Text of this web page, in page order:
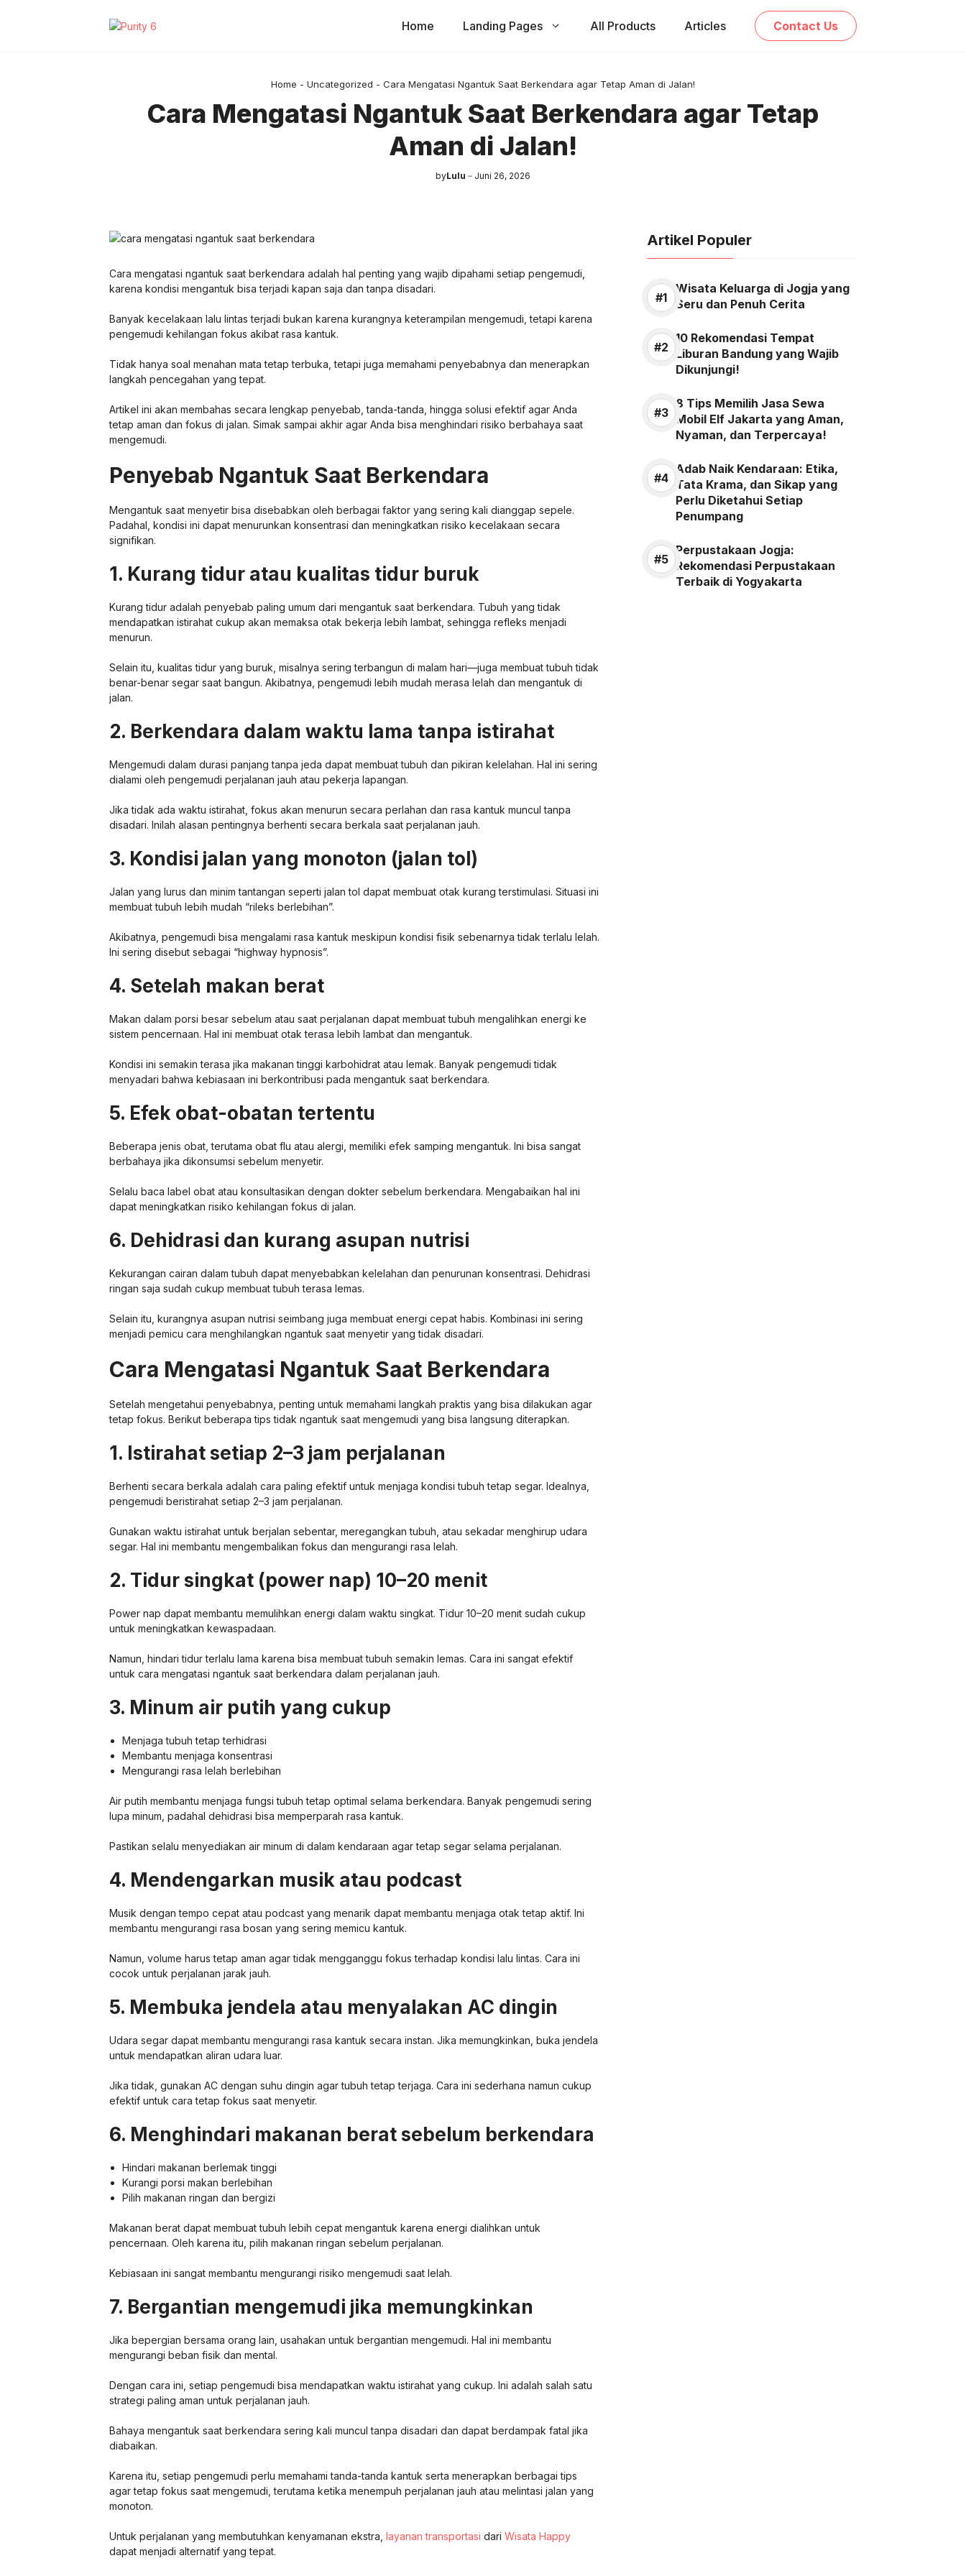
Home Landing Pages All Products Articles Contact Us
Home - Uncategorized - Cara Mengatasi Ngantuk Saat Berkendara agar Tetap Aman di Jalan!
Cara Mengatasi Ngantuk Saat Berkendara agar Tetap
Aman di Jalan!
byLulu Juni 26, 2026
Cara mengatasi ngantuk saat berkendara adalah hal penting yang wajib dipahami setiap pengemudi,
karena kondisi mengantuk bisa terjadi kapan saja dan tanpa disadari.
Banyak kecelakaan lalu lintas terjadi bukan karena kurangnya keterampilan mengemudi, tetapi karena
pengemudi kehilangan fokus akibat rasa kantuk.
Tidak hanya soal menahan mata tetap terbuka, tetapi juga memahami penyebabnya dan menerapkan
langkah pencegahan yang tepat.
Artikel ini akan membahas secara lengkap penyebab, tanda-tanda, hingga solusi efektif agar Anda
tetap aman dan fokus di jalan. Simak sampai akhir agar Anda bisa menghindari risiko berbahaya saat
mengemudi.
Penyebab Ngantuk Saat Berkendara
Mengantuk saat menyetir bisa disebabkan oleh berbagai faktor yang sering kali dianggap sepele.
Padahal, kondisi ini dapat menurunkan konsentrasi dan meningkatkan risiko kecelakaan secara
signifikan.
1. Kurang tidur atau kualitas tidur buruk
Kurang tidur adalah penyebab paling umum dari mengantuk saat berkendara. Tubuh yang tidak
mendapatkan istirahat cukup akan memaksa otak bekerja lebih lambat, sehingga refleks menjadi
menurun.
Selain itu, kualitas tidur yang buruk, misalnya sering terbangun di malam hari—juga membuat tubuh tidak
benar-benar segar saat bangun. Akibatnya, pengemudi lebih mudah merasa lelah dan mengantuk di
jalan.
2. Berkendara dalam waktu lama tanpa istirahat
Mengemudi dalam durasi panjang tanpa jeda dapat membuat tubuh dan pikiran kelelahan. Hal ini sering
dialami oleh pengemudi perjalanan jauh atau pekerja lapangan.
Jika tidak ada waktu istirahat, fokus akan menurun secara perlahan dan rasa kantuk muncul tanpa
disadari. Inilah alasan pentingnya berhenti secara berkala saat perjalanan jauh.
3. Kondisi jalan yang monoton (jalan tol)
Jalan yang lurus dan minim tantangan seperti jalan tol dapat membuat otak kurang terstimulasi. Situasi ini
membuat tubuh lebih mudah “rileks berlebihan”.
Akibatnya, pengemudi bisa mengalami rasa kantuk meskipun kondisi fisik sebenarnya tidak terlalu lelah.
Ini sering disebut sebagai “highway hypnosis”.
4. Setelah makan berat
Makan dalam porsi besar sebelum atau saat perjalanan dapat membuat tubuh mengalihkan energi ke
sistem pencernaan. Hal ini membuat otak terasa lebih lambat dan mengantuk.
Kondisi ini semakin terasa jika makanan tinggi karbohidrat atau lemak. Banyak pengemudi tidak
menyadari bahwa kebiasaan ini berkontribusi pada mengantuk saat berkendara.
5. Efek obat-obatan tertentu
Beberapa jenis obat, terutama obat flu atau alergi, memiliki efek samping mengantuk. Ini bisa sangat
berbahaya jika dikonsumsi sebelum menyetir.
Selalu baca label obat atau konsultasikan dengan dokter sebelum berkendara. Mengabaikan hal ini
dapat meningkatkan risiko kehilangan fokus di jalan.
6. Dehidrasi dan kurang asupan nutrisi
Kekurangan cairan dalam tubuh dapat menyebabkan kelelahan dan penurunan konsentrasi. Dehidrasi
ringan saja sudah cukup membuat tubuh terasa lemas.
Selain itu, kurangnya asupan nutrisi seimbang juga membuat energi cepat habis. Kombinasi ini sering
menjadi pemicu cara menghilangkan ngantuk saat menyetir yang tidak disadari.
Cara Mengatasi Ngantuk Saat Berkendara
Setelah mengetahui penyebabnya, penting untuk memahami langkah praktis yang bisa dilakukan agar
tetap fokus. Berikut beberapa tips tidak ngantuk saat mengemudi yang bisa langsung diterapkan.
1. Istirahat setiap 2–3 jam perjalanan
Berhenti secara berkala adalah cara paling efektif untuk menjaga kondisi tubuh tetap segar. Idealnya,
pengemudi beristirahat setiap 2–3 jam perjalanan.
Gunakan waktu istirahat untuk berjalan sebentar, meregangkan tubuh, atau sekadar menghirup udara
segar. Hal ini membantu mengembalikan fokus dan mengurangi rasa lelah.
2. Tidur singkat (power nap) 10–20 menit
Power nap dapat membantu memulihkan energi dalam waktu singkat. Tidur 10–20 menit sudah cukup
untuk meningkatkan kewaspadaan.
Namun, hindari tidur terlalu lama karena bisa membuat tubuh semakin lemas. Cara ini sangat efektif
untuk cara mengatasi ngantuk saat berkendara dalam perjalanan jauh.
3. Minum air putih yang cukup
Menjaga tubuh tetap terhidrasi
Membantu menjaga konsentrasi
Mengurangi rasa lelah berlebihan
Air putih membantu menjaga fungsi tubuh tetap optimal selama berkendara. Banyak pengemudi sering
lupa minum, padahal dehidrasi bisa memperparah rasa kantuk.
Pastikan selalu menyediakan air minum di dalam kendaraan agar tetap segar selama perjalanan.
4. Mendengarkan musik atau podcast
Musik dengan tempo cepat atau podcast yang menarik dapat membantu menjaga otak tetap aktif. Ini
membantu mengurangi rasa bosan yang sering memicu kantuk.
Namun, volume harus tetap aman agar tidak mengganggu fokus terhadap kondisi lalu lintas. Cara ini
cocok untuk perjalanan jarak jauh.
5. Membuka jendela atau menyalakan AC dingin
Udara segar dapat membantu mengurangi rasa kantuk secara instan. Jika memungkinkan, buka jendela
untuk mendapatkan aliran udara luar.
Jika tidak, gunakan AC dengan suhu dingin agar tubuh tetap terjaga. Cara ini sederhana namun cukup
efektif untuk cara tetap fokus saat menyetir.
6. Menghindari makanan berat sebelum berkendara
Hindari makanan berlemak tinggi
Kurangi porsi makan berlebihan
Pilih makanan ringan dan bergizi
Makanan berat dapat membuat tubuh lebih cepat mengantuk karena energi dialihkan untuk
pencernaan. Oleh karena itu, pilih makanan ringan sebelum perjalanan.
Kebiasaan ini sangat membantu mengurangi risiko mengemudi saat lelah.
7. Bergantian mengemudi jika memungkinkan
Jika bepergian bersama orang lain, usahakan untuk bergantian mengemudi. Hal ini membantu
mengurangi beban fisik dan mental.
Dengan cara ini, setiap pengemudi bisa mendapatkan waktu istirahat yang cukup. Ini adalah salah satu
strategi paling aman untuk perjalanan jauh.
Bahaya mengantuk saat berkendara sering kali muncul tanpa disadari dan dapat berdampak fatal jika
diabaikan.
Karena itu, setiap pengemudi perlu memahami tanda-tanda kantuk serta menerapkan berbagai tips
agar tetap fokus saat mengemudi, terutama ketika menempuh perjalanan jauh atau melintasi jalan yang
monoton.
Untuk perjalanan yang membutuhkan kenyamanan ekstra, layanan transportasi dari Wisata Happy
dapat menjadi alternatif yang tepat.
Artikel Populer
Wisata Keluarga di Jogja yang
Seru dan Penuh Cerita
10 Rekomendasi Tempat
Liburan Bandung yang Wajib
Dikunjungi!
8 Tips Memilih Jasa Sewa
Mobil Elf Jakarta yang Aman,
Nyaman, dan Terpercaya!
Adab Naik Kendaraan: Etika,
Tata Krama, dan Sikap yang
Perlu Diketahui Setiap
Penumpang
Perpustakaan Jogja:
Rekomendasi Perpustakaan
Terbaik di Yogyakarta